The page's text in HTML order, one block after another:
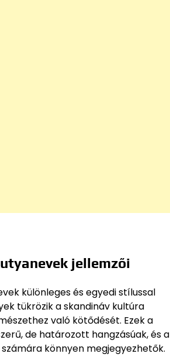
jellemzői
különleges és egyedi stílussal
tükrözik a skandináv kultúra
való kötődését. Ezek a
de határozott hangzásúak, és a
könnyen megjegyezhetők.